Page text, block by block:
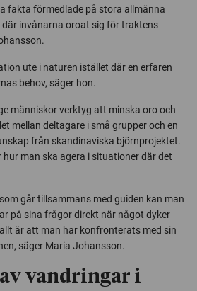
fakta förmedlade på stora allmänna
invånarna oroat sig för traktens
ute i naturen istället där en erfaren
behov, säger hon.
människor verktyg att minska oro och
mellan deltagare i små grupper och en
från skandinaviska björnprojektet.
hur man ska agera i situationer där det
går tillsammans med guiden kan man
på sina frågor direkt när något dyker
är att man har konfronterats med sin
säger Maria Johansson.
vandringar i